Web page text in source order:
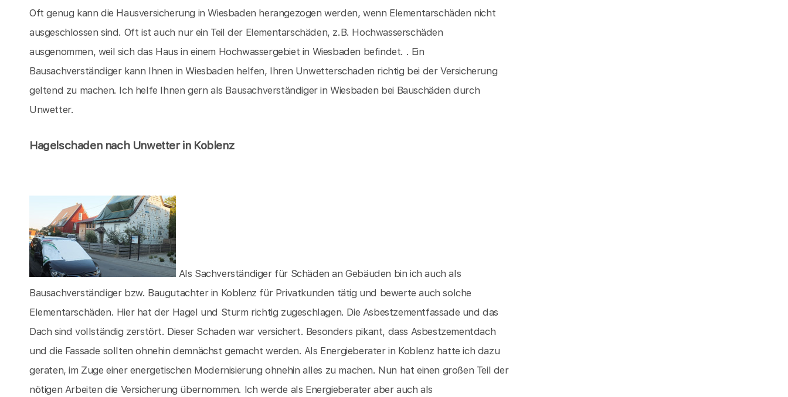
Oft genug kann die Hausversicherung in Wiesbaden herangezogen werden, wenn Elementarschäden nicht
ausgeschlossen sind. Oft ist auch nur ein Teil der Elementarschäden, z.B. Hochwasserschäden
ausgenommen, weil sich das Haus in einem Hochwassergebiet in Wiesbaden befindet. . Ein
Bausachverständiger kann Ihnen in Wiesbaden helfen, Ihren Unwetterschaden richtig bei der Versicherung
geltend zu machen. Ich helfe Ihnen gern als Bausachverständiger in Wiesbaden bei Bauschäden durch
Unwetter.
Hagelschaden nach Unwetter in Koblenz
Als Sachverständiger für Schäden an Gebäuden bin ich auch als
Bausachverständiger bzw. Baugutachter in Koblenz für Privatkunden tätig und bewerte auch solche
Elementarschäden. Hier hat der Hagel und Sturm richtig zugeschlagen. Die Asbestzementfassade und das
Dach sind vollständig zerstört. Dieser Schaden war versichert. Besonders pikant, dass Asbestzementdach
und die Fassade sollten ohnehin demnächst gemacht werden. Als Energieberater in Koblenz hatte ich dazu
geraten, im Zuge einer energetischen Modernisierung ohnehin alles zu machen. Nun hat einen großen Teil der
nötigen Arbeiten die Versicherung übernommen. Ich werde als Energieberater aber auch als